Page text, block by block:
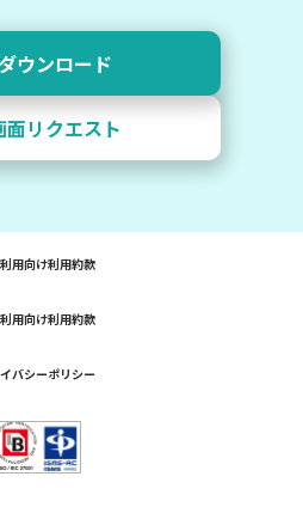
面リクエスト
ウンロード
用向け利用約款
用向け利用約款
バシーポリシー